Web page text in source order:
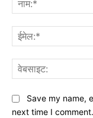
Save my name,
next time I comment.